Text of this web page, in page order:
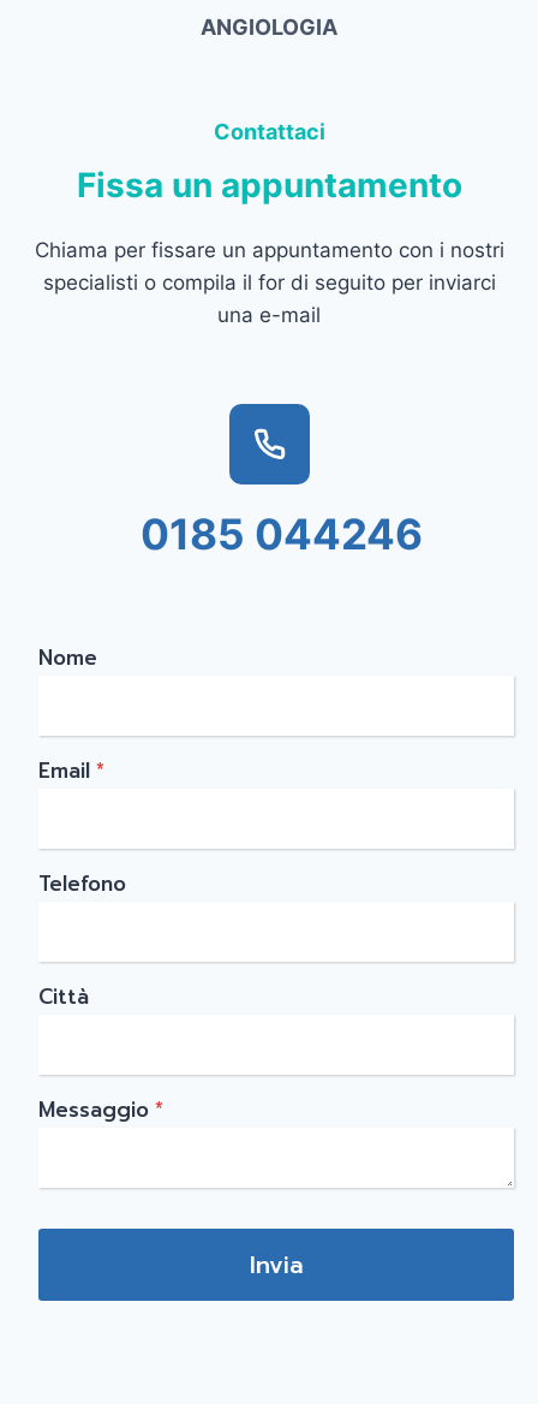
ANGIOLOGIA
Contattaci
Fissa un appuntamento
Chiama per fissare un appuntamento con i nostri
specialisti o compila il for di seguito per inviarci
una e-mail
0185 044246
Nome
Email*
Telefono
Città
Messaggio*
Invia